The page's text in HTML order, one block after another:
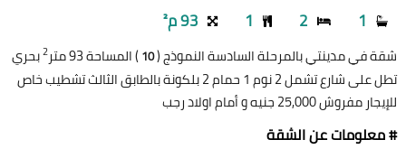
1
2
1 93 م²
شقة في مدينتي بالمرحلة السادسة النموذج (10) المساحة 93 متر 2بحري
تطل على شارع تشمل 2 نوم 1 حمام 2 بلكونة بالطابق الثالث تشطيب خاص
للإيجار مفروش 25,000 جنيه و أمام اولاد رجب
# معلومات عن الشقة